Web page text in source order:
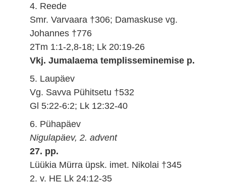
4. Reede
Smr. Varvaara †306; Damaskuse vg.
Johannes †776
2Tm 1:1-2,8-18; Lk 20:19-26
Vkj. Jumalaema templisseminemise p.
5. Laupäev
Vg. Savva Pühitsetu †532
Gl 5:22-6:2; Lk 12:32-40
6. Pühapäev
Nigulapäev, 2. advent
27. pp.
Lüükia Mürra üpsk. imet. Nikolai †345
2. v. HE Lk 24:12-35